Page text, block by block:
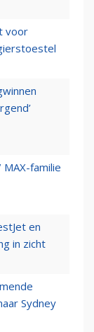
voor
familie
en
in zicht
Sydney